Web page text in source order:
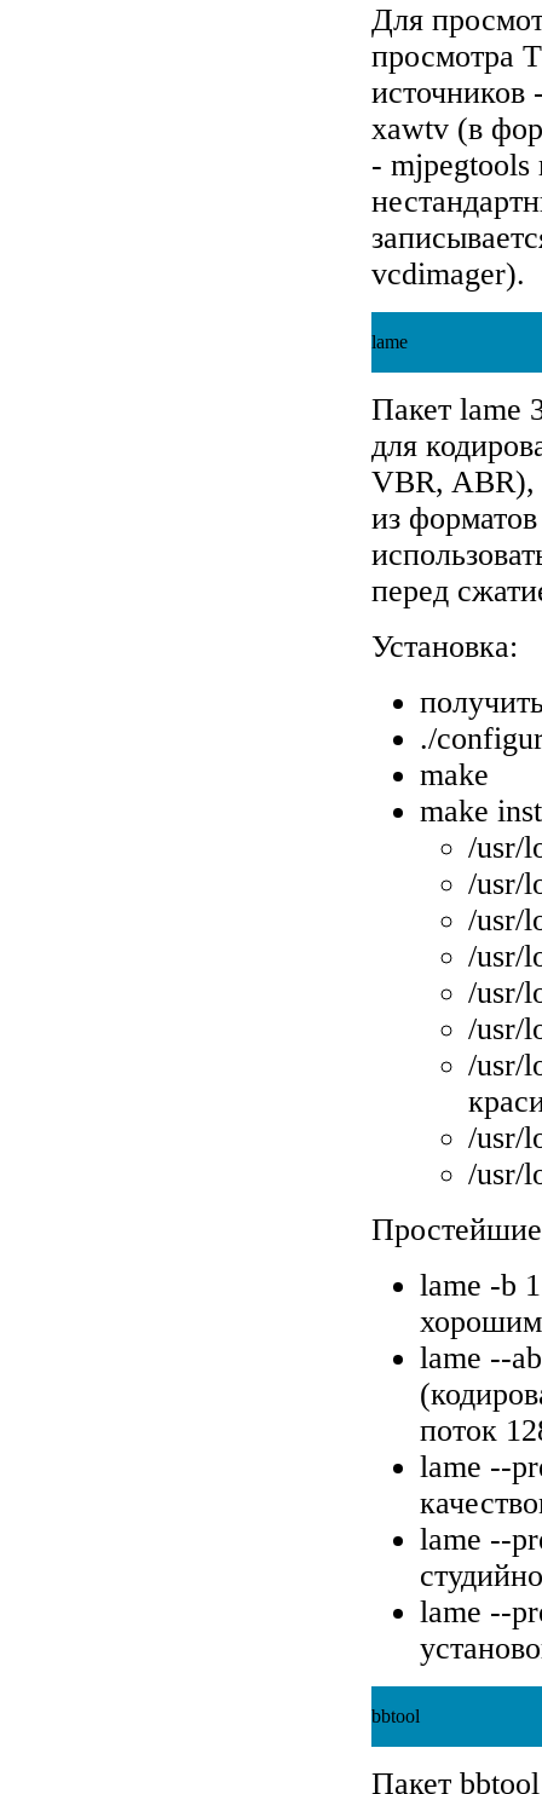
Для
просмотра
источников
xawtv (в
- mjpegtools
vcdimager).
lame
Пакет lame
для
VBR, ABR),
из
перед
Установка:
./
make
make
/usr/
/usr/
/usr/
/usr/
/usr/
/usr/
/usr/
/usr/
/usr/
lame -b
lame --
поток
lame --
lame --
lame --
bbtool
Пакет